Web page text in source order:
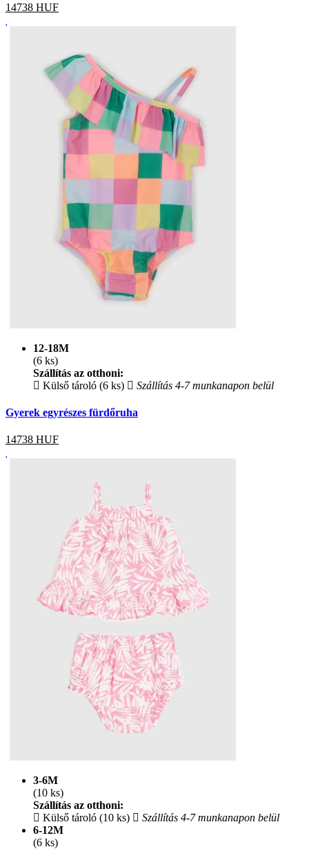
14738 HUF
12-18M
(6 ks)
Szállítás az otthoni:
Külső tároló (6 ks)
Szállítás 4-7 munkanapon belül
Gyerek egyrészes fürdőruha
14738 HUF
3-6M
(10 ks)
Szállítás az otthoni:
Külső tároló (10 ks)
Szállítás 4-7 munkanapon belül
6-12M
(6 ks)